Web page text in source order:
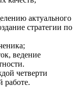
актуального
стратегии по
ведение
четверти
работе.